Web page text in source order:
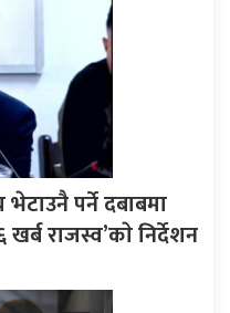
पर्ने दबाबमा
खर्ब राजस्व’काे निर्देशन